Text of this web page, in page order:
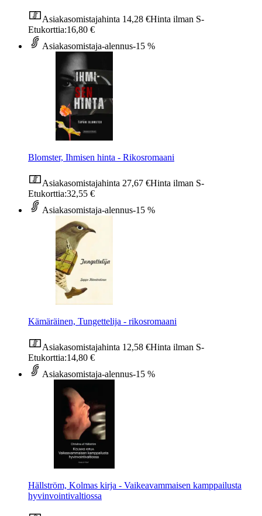
Asiakasomistajahinta 14,28 €Hinta ilman S-
Etukorttia:16,80 €
Asiakasomistaja-alennus-15 %
Blomster, Ihmisen hinta - Rikosromaani
Asiakasomistajahinta 27,67 €Hinta ilman S-
Etukorttia:32,55 €
Asiakasomistaja-alennus-15 %
Kämäräinen, Tungettelija - rikosromaani
Asiakasomistajahinta 12,58 €Hinta ilman S-
Etukorttia:14,80 €
Asiakasomistaja-alennus-15 %
Hällström, Kolmas kirja - Vaikeavammaisen kamppailusta
hyvinvointivaltiossa